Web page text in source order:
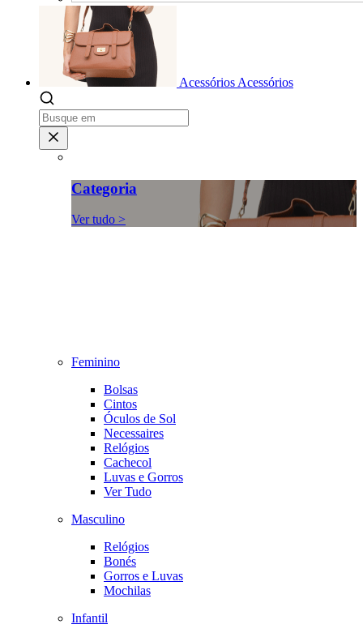
Acessórios Acessórios
Categoria
Ver tudo >
Feminino
Bolsas
Cintos
Óculos de Sol
Necessaires
Relógios
Cachecol
Luvas e Gorros
Ver Tudo
Masculino
Relógios
Bonés
Gorros e Luvas
Mochilas
Infantil